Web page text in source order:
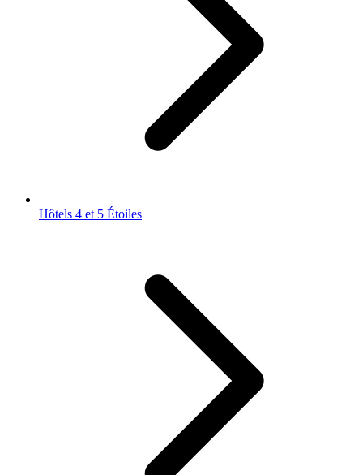
Hôtels 4 et 5 Étoiles